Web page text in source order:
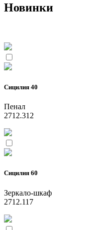
Новинки
Сицилия 40
Пенал
2712.312
Сицилия 60
Зеркало-шкаф
2712.117